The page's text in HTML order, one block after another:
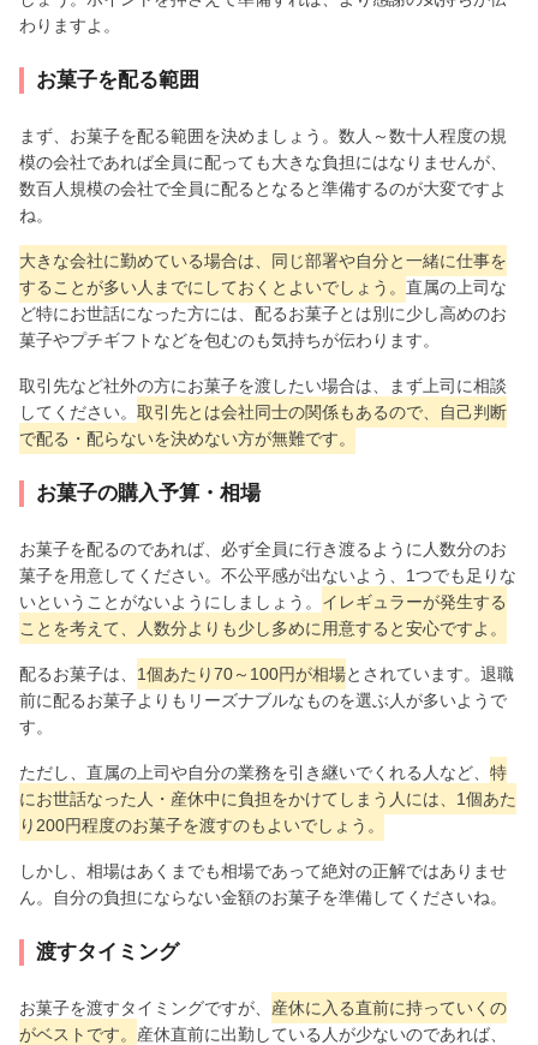
わりますよ。
お菓子を配る範囲
まず、お菓子を配る範囲を決めましょう。数人～数十人程度の規
模の会社であれば全員に配っても大きな負担にはなりませんが、
数百人規模の会社で全員に配るとなると準備するのが大変ですよ
ね。
大きな会社に勤めている場合は、同じ部署や自分と一緒に仕事を
することが多い人までにしておくとよいでしょう。 直属の上司な
ど特にお世話になった方には、配るお菓子とは別に少し高めのお
菓子やプチギフトなどを包むのも気持ちが伝わります。
取引先など社外の方にお菓子を渡したい場合は、まず上司に相談
してください。 取引先とは会社同士の関係もあるので、自己判断
で配る・配らないを決めない方が無難です。
お菓子の購入予算・相場
お菓子を配るのであれば、必ず全員に行き渡るように人数分のお
菓子を用意してください。不公平感が出ないよう、1つでも足りな
いということがないようにしましょう。 イレギュラーが発生する
ことを考えて、人数分よりも少し多めに用意すると安心ですよ。
配るお菓子は、 1個あたり70～100円が相場とされています。退職
前に配るお菓子よりもリーズナブルなものを選ぶ人が多いようで
す。
ただし、直属の上司や自分の業務を引き継いでくれる人など、 特
にお世話なった人・産休中に負担をかけてしまう人には、1個あた
り200円程度のお菓子を渡すのもよいでしょう。
しかし、相場はあくまでも相場であって絶対の正解ではありませ
ん。自分の負担にならない金額のお菓子を準備してくださいね。
渡すタイミング
お菓子を渡すタイミングですが、 産休に入る直前に持っていくの
がベストです。 産休直前に出勤している人が少ないのであれば、